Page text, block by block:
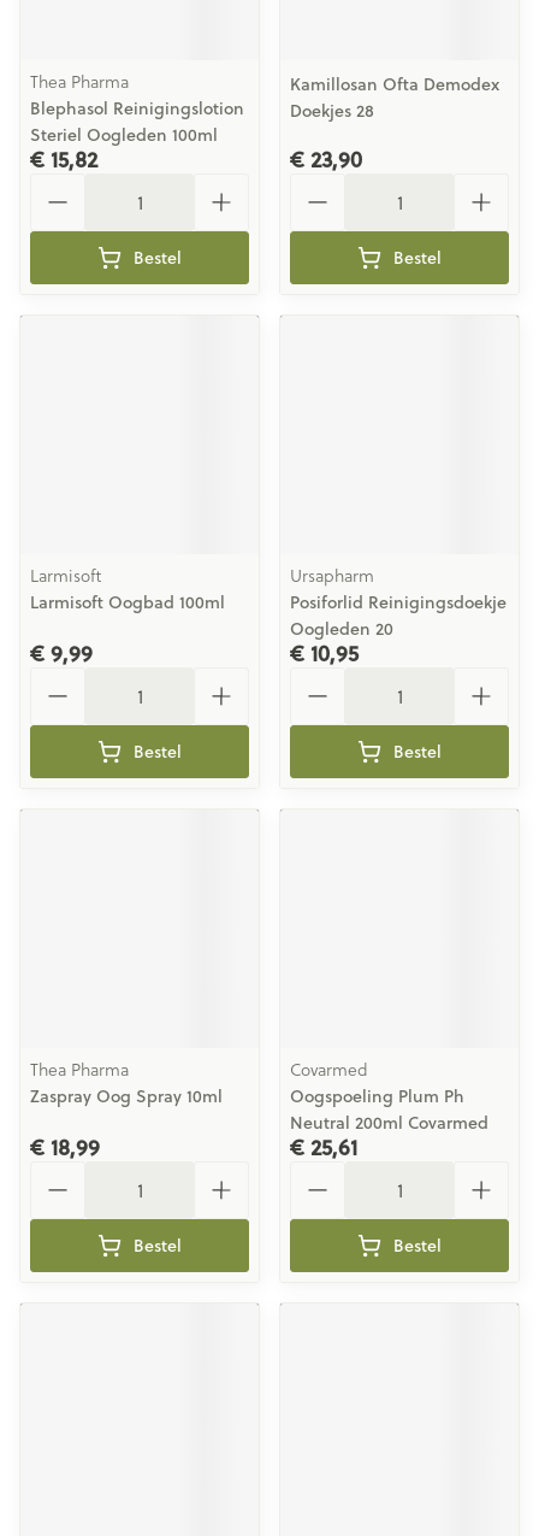
Thea Pharma
Blephasol Reinigingslotion
Steriel Oogleden 100ml
€ 15,82
Bestel
Kamillosan Ofta Demodex
Doekjes 28
€ 23,90
Bestel
Larmisoft
Larmisoft Oogbad 100ml
€ 9,99
Bestel
Ursapharm
Posiforlid Reinigingsdoekje
Oogleden 20
€ 10,95
Bestel
Thea Pharma
Zaspray Oog Spray 10ml
€ 18,99
Bestel
Covarmed
Oogspoeling Plum Ph
Neutral 200ml Covarmed
€ 25,61
Bestel